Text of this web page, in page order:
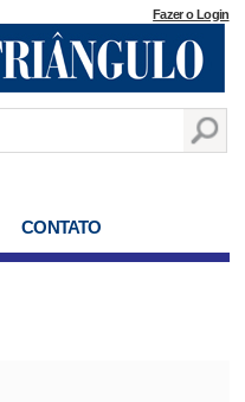
Fazer o Login
CONTATO